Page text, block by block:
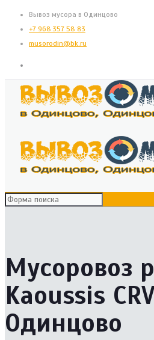
Вывоз мусора в Одинцово
+7 968 357 58 83
musorodin@bk.ru
Мусоровоз
Kaoussis
Одинцово